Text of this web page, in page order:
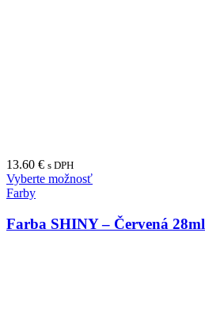
13.60 € s DPH
Vyberte možnosť
Farby
Farba SHINY – Červená 28ml